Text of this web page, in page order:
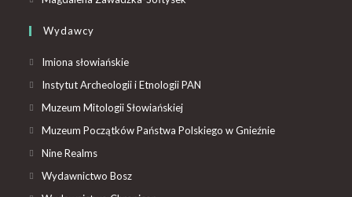
Wydawcy
Imiona słowiańskie
Instytut Archeologii i Etnologii PAN
Muzeum Mitologii Słowiańskiej
Muzeum Początków Państwa Polskiego w Gnieźnie
Nine Realms
Wydawnictwo Bosz